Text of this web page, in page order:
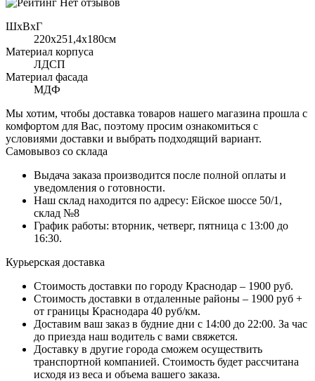
ШхВхГ
220x251,4х180см
Материал корпуса
ЛДСП
Материал фасада
МДФ
Мы хотим, чтобы доставка товаров нашего магазина прошла с
комфортом для Вас, поэтому просим ознакомиться с
условиями доставки и выбрать подходящий вариант.
Самовывоз со склада
Выдача заказа производится после полной оплаты и
уведомления о готовности.
Наш склад находится по адресу: Ейское шоссе 50/1,
склад №8
График работы: вторник, четверг, пятница с 13:00 до
16:30.
Курьерская доставка
Стоимость доставки по городу Краснодар – 1900 руб.
Стоимость доставки в отдаленные районы – 1900 руб +
от границы Краснодара 40 руб/км.
Доставим ваш заказ в будние дни с 14:00 до 22:00. За час
до приезда наш водитель с вами свяжется.
Доставку в другие города сможем осуществить
транспортной компанией. Стоимость будет рассчитана
исходя из веса и объема вашего заказа.